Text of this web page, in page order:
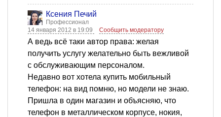
Ксения Печий
Профессионал
14 января 2012 в 19:09
Сообщить модератору
А ведь всё таки автор права: желая
получить услугу желательно быть вежливой
с обслуживающим персоналом.
Недавно вот хотела купить мобильный
телефон: на вид помню, но модели не знаю.
Пришла в один магазин и объясняю, что
телефон в металлическом корпусе, нокия,